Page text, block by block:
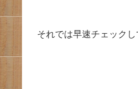
それでは早速チェック